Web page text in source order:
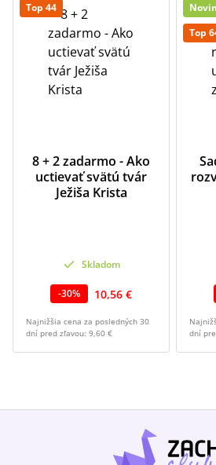
Top 44
8 + 2 zadarmo - Ako
uctievať svätú tvár
Ježiša Krista
Skladom
-30% 10,56 €
Najnižšia cena za posledných 30
dní pred zľavou: 9,60 €
Top
dní